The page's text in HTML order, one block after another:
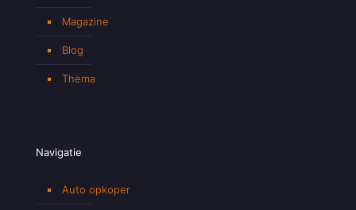
Magazine
Blog
Thema
Navigatie
Auto opkoper